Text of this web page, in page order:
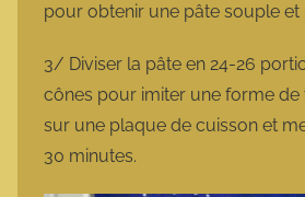
pour obtenir une pâte souple et
3/ Diviser la pâte en 24-26
cônes pour imiter une forme de
sur une plaque de cuisson et
30 minutes.